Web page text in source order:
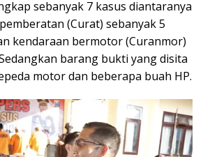
sebanyak 7 kasus diantaranya
(Curat) sebanyak 5
kendaraan bermotor (Curanmor)
barang bukti yang disita
motor dan beberapa buah HP.